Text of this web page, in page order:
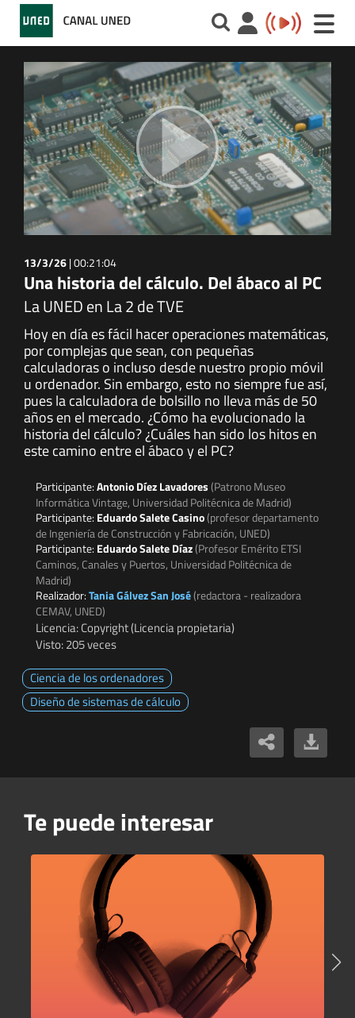
Toggle
13/3/26|00:21:04
Una historia del cálculo. Del ábaco al PC
La UNED en La 2 de TVE
Hoy en día es fácil hacer operaciones matemáticas,
por complejas que sean, con pequeñas
calculadoras o incluso desde nuestro propio móvil
u ordenador. Sin embargo, esto no siempre fue así,
pues la calculadora de bolsillo no lleva más de 50
años en el mercado. ¿Cómo ha evolucionado la
historia del cálculo? ¿Cuáles han sido los hitos en
este camino entre el ábaco y el PC?
Participante:Antonio Díez Lavadores(Patrono Museo
Informática Vintage, Universidad Politécnica de Madrid)
Participante: Eduardo Salete Casino(profesor departamento
de Ingeniería de Construcción y Fabricación, UNED)
Participante: Eduardo Salete Díaz(Profesor Emérito ETSI
Caminos, Canales y Puertos, Universidad Politécnica de
Madrid)
Realizador:Tania Gálvez San José(redactora - realizadora
CEMAV, UNED)
Licencia: Copyright (Licencia propietaria)
Visto: 205 veces
Ciencia de los ordenadores
Diseño de sistemas de cálculo
Te puede interesar